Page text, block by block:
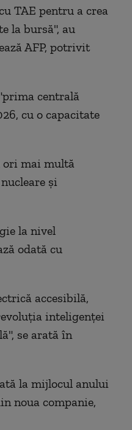
TAE pentru a crea
la bursă", au
AFP, potrivit
centrală
cu o capacitate
ori mai multă
şi
la nivel
odată cu
accesibilă,
inteligenţei
se arată în
la mijlocul anului
noua companie,